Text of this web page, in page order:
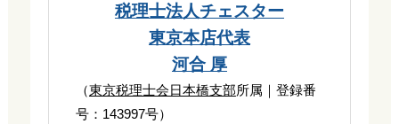
税理士法人チェスター
東京本店代表
河合 厚
（東京税理士会日本橋支部所属｜登録番
号：143997号）